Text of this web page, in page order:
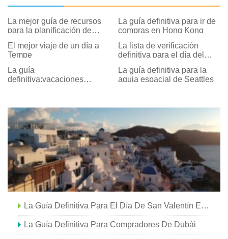
La mejor guía de recursos
para la planificación de
La guía definitiva para ir de
compras en Hong Kong
El mejor viaje de un día a
Tempe
La lista de verificación
definitiva para el día del
Ducks
La guía
definitiva:vacaciones
La guía definitiva para la
aguja espacial de Seattles
La Guía Definitiva Para El Día De San Valentín En Myrtle Beach
La Guía Definitiva Para Compradores De Dubái